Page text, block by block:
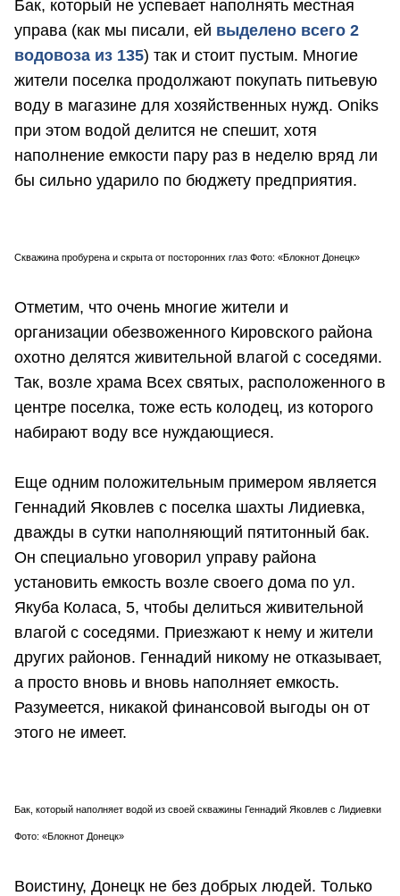
Бак, который не успевает наполнять местная
управа (как мы писали, ей выделено всего 2
водовоза из 135) так и стоит пустым. Многие
жители поселка продолжают покупать питьевую
воду в магазине для хозяйственных нужд. Oniks
при этом водой делится не спешит, хотя
наполнение емкости пару раз в неделю вряд ли
бы сильно ударило по бюджету предприятия.
Скважина пробурена и скрыта от посторонних глаз Фото: «Блокнот Донецк»
Отметим, что очень многие жители и
организации обезвоженного Кировского района
охотно делятся живительной влагой с соседями.
Так, возле храма Всех святых, расположенного в
центре поселка, тоже есть колодец, из которого
набирают воду все нуждающиеся.
Еще одним положительным примером является
Геннадий Яковлев с поселка шахты Лидиевка,
дважды в сутки наполняющий пятитонный бак.
Он специально уговорил управу района
установить емкость возле своего дома по ул.
Якуба Коласа, 5, чтобы делиться живительной
влагой с соседями. Приезжают к нему и жители
других районов. Геннадий никому не отказывает,
а просто вновь и вновь наполняет емкость.
Разумеется, никакой финансовой выгоды он от
этого не имеет.
Бак, который наполняет водой из своей скважины Геннадий Яковлев с Лидиевки
Фото: «Блокнот Донецк»
Воистину, Донецк не без добрых людей. Только